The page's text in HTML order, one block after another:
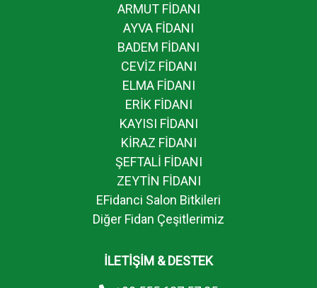
ARMUT FİDANI
AYVA FİDANI
BADEM FİDANI
CEVİZ FİDANI
ELMA FİDANI
ERİK FİDANI
KAYISI FİDANI
KİRAZ FİDANI
ŞEFTALİ FİDANI
ZEYTİN FİDANI
EFidanci Salon Bitkileri
Diğer Fidan Çeşitlerimiz
İLETİŞİM & DESTEK